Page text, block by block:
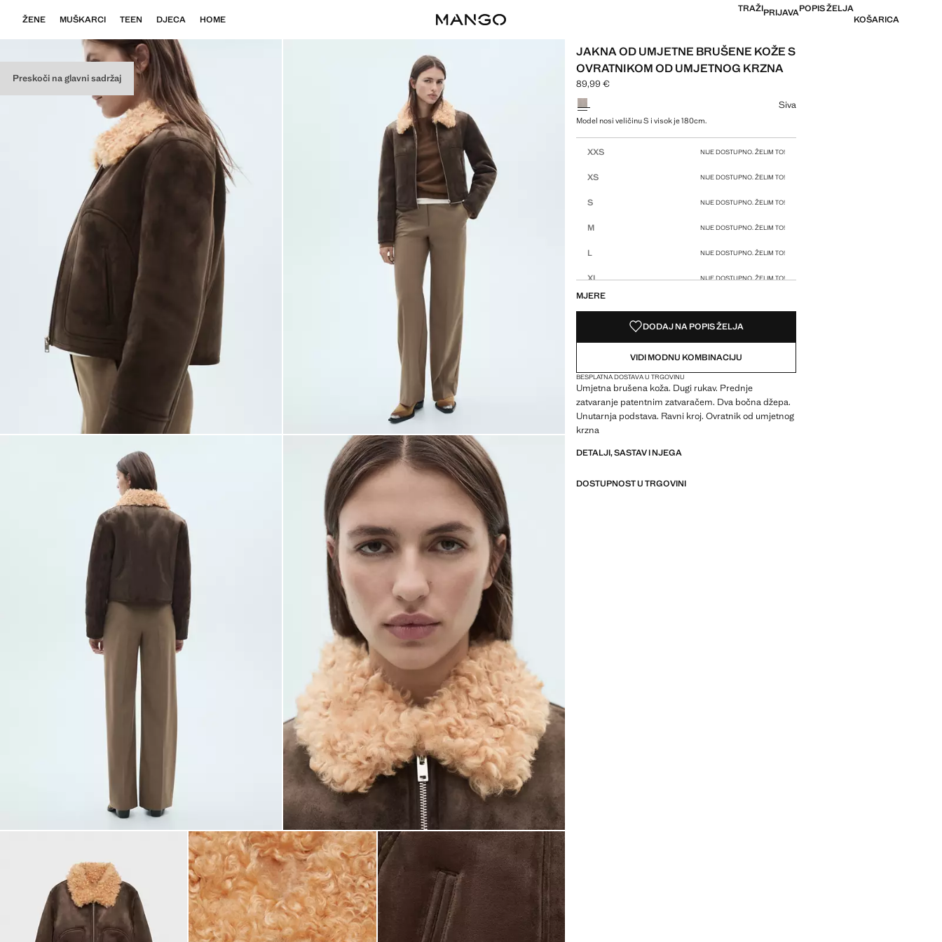
Preskoči na glavni sadržaj
ŽENE MUŠKARCI TEEN DJECA HOME
TRAŽIPRIJAVAPOPIS ŽELJA
KOŠARICA
JAKNA OD UMJETNE BRUŠENE KOŽE S
OVRATNIKOM OD UMJETNOG KRZNA
Trenutačna cijena [89,99 € ]
89,99 €
Odaberite boju
Siva
Model nosi veličinu S i visok je 180cm.
XXS NIJE DOSTUPNO. ŽELIM TO!
XS NIJE DOSTUPNO. ŽELIM TO!
S NIJE DOSTUPNO. ŽELIM TO!
M NIJE DOSTUPNO. ŽELIM TO!
L NIJE DOSTUPNO. ŽELIM TO!
XL NIJE DOSTUPNO. ŽELIM TO!
MJERE
DODAJ NA POPIS ŽELJA
VIDI MODNU KOMBINACIJU
BESPLATNA DOSTAVA U TRGOVINU
Umjetna brušena koža. Dugi rukav. Prednje
zatvaranje patentnim zatvaračem. Dva bočna džepa.
Unutarnja podstava. Ravni kroj. Ovratnik od umjetnog
krzna
DETALJI, SASTAV I NJEGA
DOSTUPNOST U TRGOVINI